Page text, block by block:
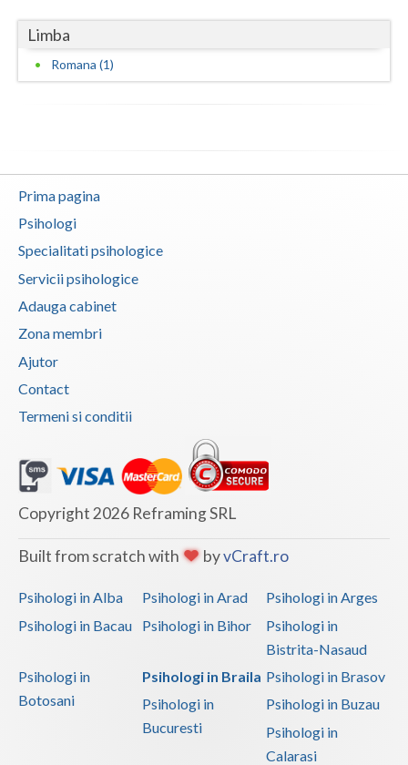
Limba
Romana (1)
Prima pagina
Psihologi
Specialitati psihologice
Servicii psihologice
Adauga cabinet
Zona membri
Ajutor
Contact
Termeni si conditii
Copyright 2026 Reframing SRL
Built from scratch with byvCraft.ro
Psihologi in Alba Psihologi in Arad
Psihologi in Arges
Psihologi in Bacau
Psihologi in Bihor
Psihologi in
Bistrita-Nasaud
Psihologi in
Botosani
Psihologi in Braila Psihologi in Brasov
Psihologi in
Bucuresti
Psihologi in Buzau
Psihologi in
Calarasi